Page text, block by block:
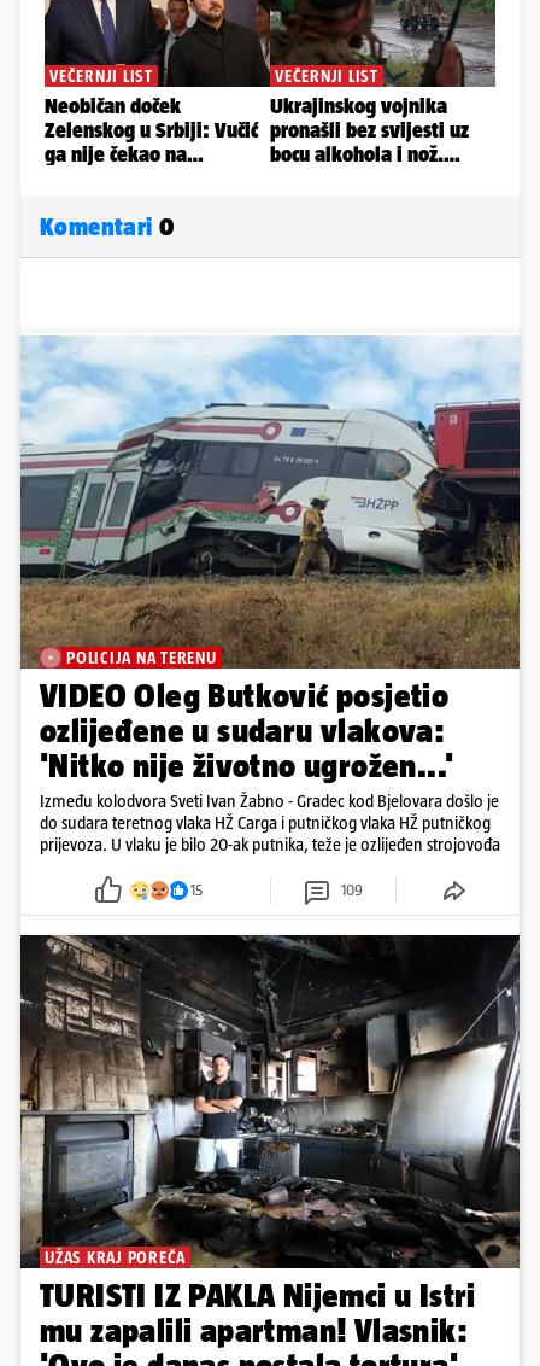
Komentari 0
POLICIJA NA TERENU
VIDEO Oleg Butković posjetio
ozlijeđene u sudaru vlakova:
'Nitko nije životno ugrožen...'
Između kolodvora Sveti Ivan Žabno - Gradec kod Bjelovara došlo je
do sudara teretnog vlaka HŽ Carga i putničkog vlaka HŽ putničkog
prijevoza. U vlaku je bilo 20-ak putnika, teže je ozlijeđen strojovođa
15 109
UŽAS KRAJ POREČA
TURISTI IZ PAKLA Nijemci u Istri
mu zapalili apartman! Vlasnik: